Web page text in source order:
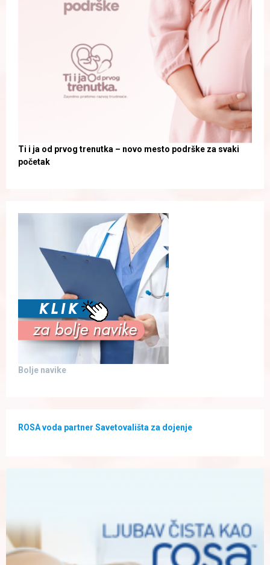
Ti i ja od prvog trenutka – novo mesto podrške za svaki
početak
Bolje navike
ROSA voda partner Savetovališta za dojenje